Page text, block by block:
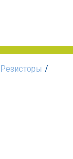
Резисторы /